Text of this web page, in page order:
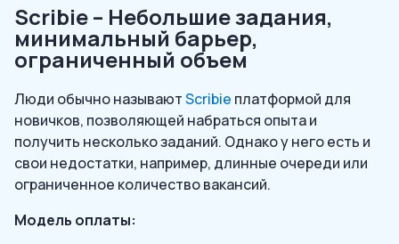
Scribie – Небольшие задания,
минимальный барьер,
ограниченный объем
Люди обычно называютScribie платформой для
новичков, позволяющей набраться опыта и
получить несколько заданий. Однако у него есть и
свои недостатки, например, длинные очереди или
ограниченное количество вакансий.
Модель оплаты: